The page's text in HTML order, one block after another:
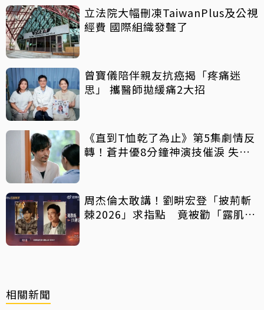
立法院大幅刪凍TaiwanPlus及公視
經費 國際組織發聲了
曾寶儀陪伴親友抗癌揭「疼痛迷
思」 攜醫師拋緩痛2大招
《直到T恤乾了為止》第5集劇情反
轉！蒼井優8分鐘神演技催淚 失蹤
周杰倫太敢講！劉畊宏登「披荊斬
棘2026」求指點 竟被勸「露肌肉
相關新聞